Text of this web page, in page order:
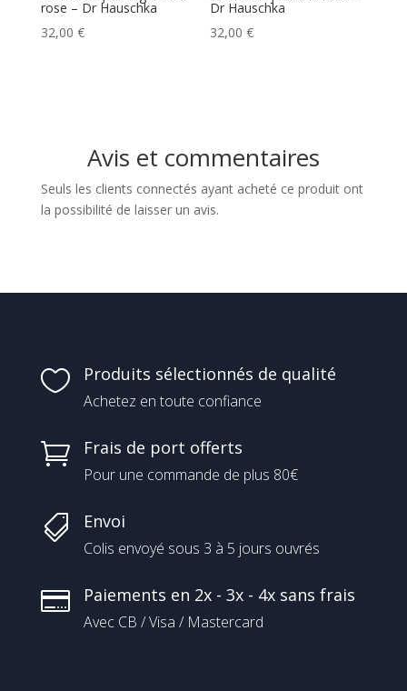
rose – Dr Hauschka
32,00 €
Dr Hauschka
32,00€
Avis et commentaires
Seuls les clients connectés ayant acheté ce produit ont
la possibilité de laisser un avis.
 Produits sélectionnés de qualité
Achetez en toute confiance
 Frais de port offerts
Pour une commande de plus 80€
 Envoi
Colis envoyé sous 3 à 5 jours ouvrés
 Paiements en 2x - 3x - 4x sans frais
Avec CB / Visa / Mastercard